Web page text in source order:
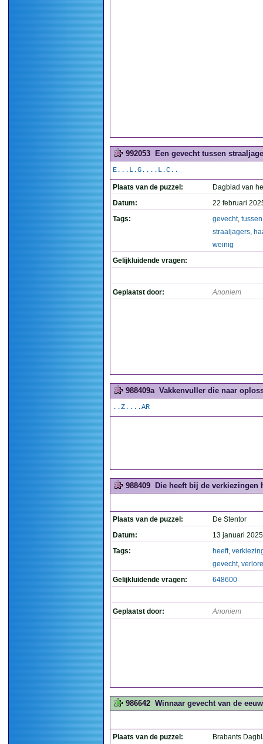
992053 Een gevecht tussen
E...L.G....L.C..
Plaats van de puzzel:
Dagblad van
Datum:
22 februari
Tags:
gevecht, tussen
straaljagers,
weinig
Gelijkluidende vragen:
Geplaatst door: Anoniem
988409a Vakkenvuller die naar
..Z....AR
988409 Die heeft bij de verkiezingen
Plaats van de puzzel:
De Stentor
Datum:
13 januari
Tags:
heeft,
gevecht,
Gelijkluidende vragen:
648600
Geplaatst door: Anoniem
986642 Winnaar gevecht van de
Plaats van de puzzel:
Brabants